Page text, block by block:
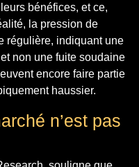
bénéfices, et ce,
la pression de
régulière, indiquant une
non une fuite soudaine
encore faire partie
haussier.
n’est pas